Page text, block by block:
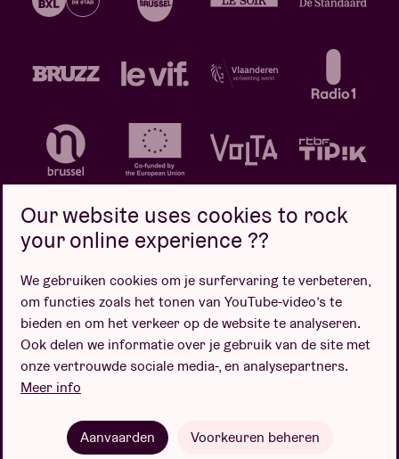
Privacybeleid Cookiebeleid
Verkoopsvoorwaarden
Design door
Our website uses cookies to rock
your online experience ??
We gebruiken cookies om je surfervaring te verbeteren,
om functies zoals het tonen van YouTube-video’s te
bieden en om het verkeer op de website te analyseren.
Ook delen we informatie over je gebruik van de site met
onze vertrouwde sociale media-, en analysepartners.
Meer info
Aanvaarden Voorkeuren beheren